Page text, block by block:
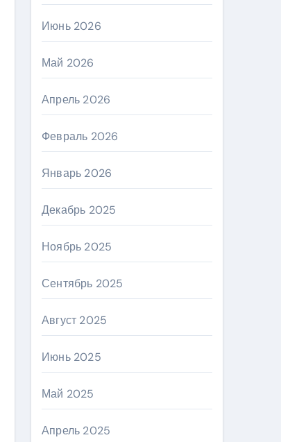
Июнь 2026
Май 2026
Апрель 2026
Февраль 2026
Январь 2026
Декабрь 2025
Ноябрь 2025
Сентябрь 2025
Август 2025
Июнь 2025
Май 2025
Апрель 2025